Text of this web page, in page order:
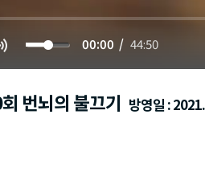
00:00 44:50
번뇌의 불끄기 방영일 :